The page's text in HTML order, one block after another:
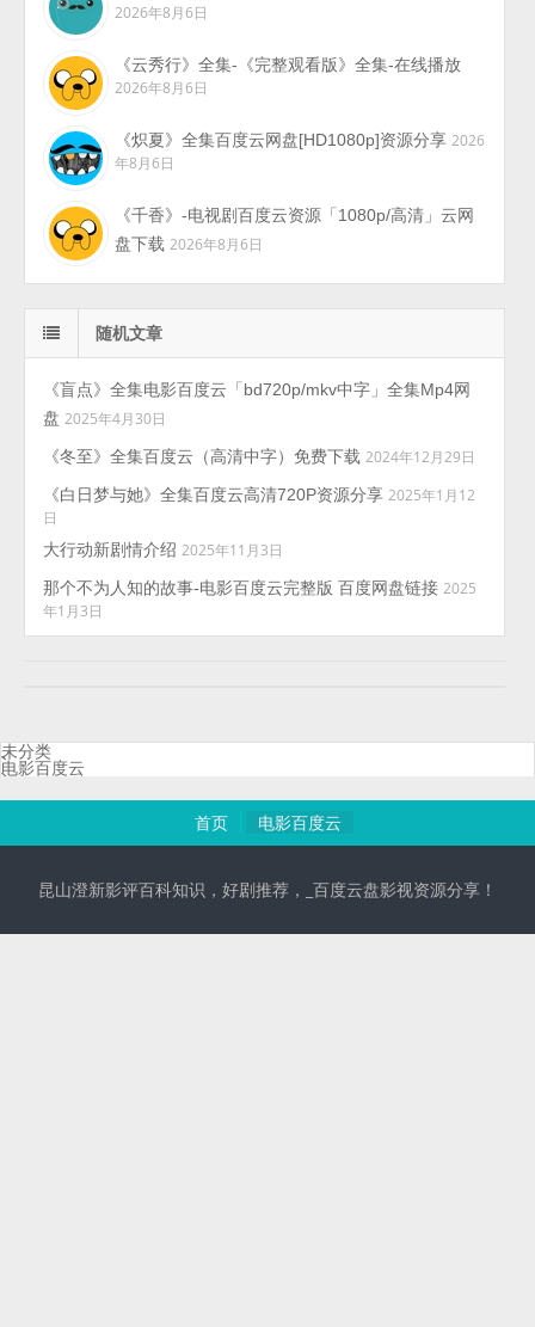
2026年8月6日
《云秀行》全集-《完整观看版》全集-在线播放
2026年8月6日
《炽夏》全集百度云网盘[HD1080p]资源分享 2026
年8月6日
《千香》-电视剧百度云资源「1080p/高清」云网
盘下载 2026年8月6日
随机文章
《盲点》全集电影百度云「bd720p/mkv中字」全集Mp4网
盘 2025年4月30日
《冬至》全集百度云（高清中字）免费下载 2024年12月29日
《白日梦与她》全集百度云高清720P资源分享 2025年1月12
日
大行动新剧情介绍 2025年11月3日
那个不为人知的故事-电影百度云完整版 百度网盘链接 2025
年1月3日
未分类
电影百度云
首页 电影百度云
昆山澄新影评百科知识，好剧推荐，_百度云盘影视资源分享！